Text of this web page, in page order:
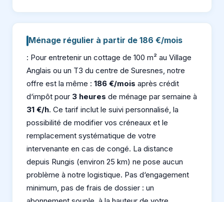
Ménage régulier à partir de 186 €/mois
: Pour entretenir un cottage de 100 m² au Village
Anglais ou un T3 du centre de Suresnes, notre
offre est la même : 186 €/mois après crédit
d‘impôt pour 3 heures de ménage par semaine à
31 €/h. Ce tarif inclut le suivi personnalisé, la
possibilité de modifier vos créneaux et le
remplacement systématique de votre
intervenante en cas de congé. La distance
depuis Rungis (environ 25 km) ne pose aucun
problème à notre logistique. Pas d‘engagement
minimum, pas de frais de dossier : un